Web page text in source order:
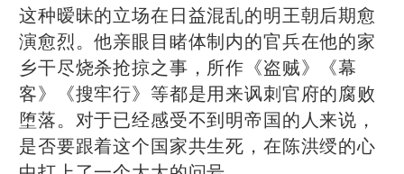
这种暧昧的立场在日益混乱的明王朝后期愈
演愈烈。他亲眼目睹体制内的官兵在他的家
乡干尽烧杀抢掠之事，所作《盗贼》《幕
客》《搜牢行》等都是用来讽刺官府的腐败
堕落。对于已经感受不到明帝国的人来说，
是否要跟着这个国家共生死，在陈洪绶的心